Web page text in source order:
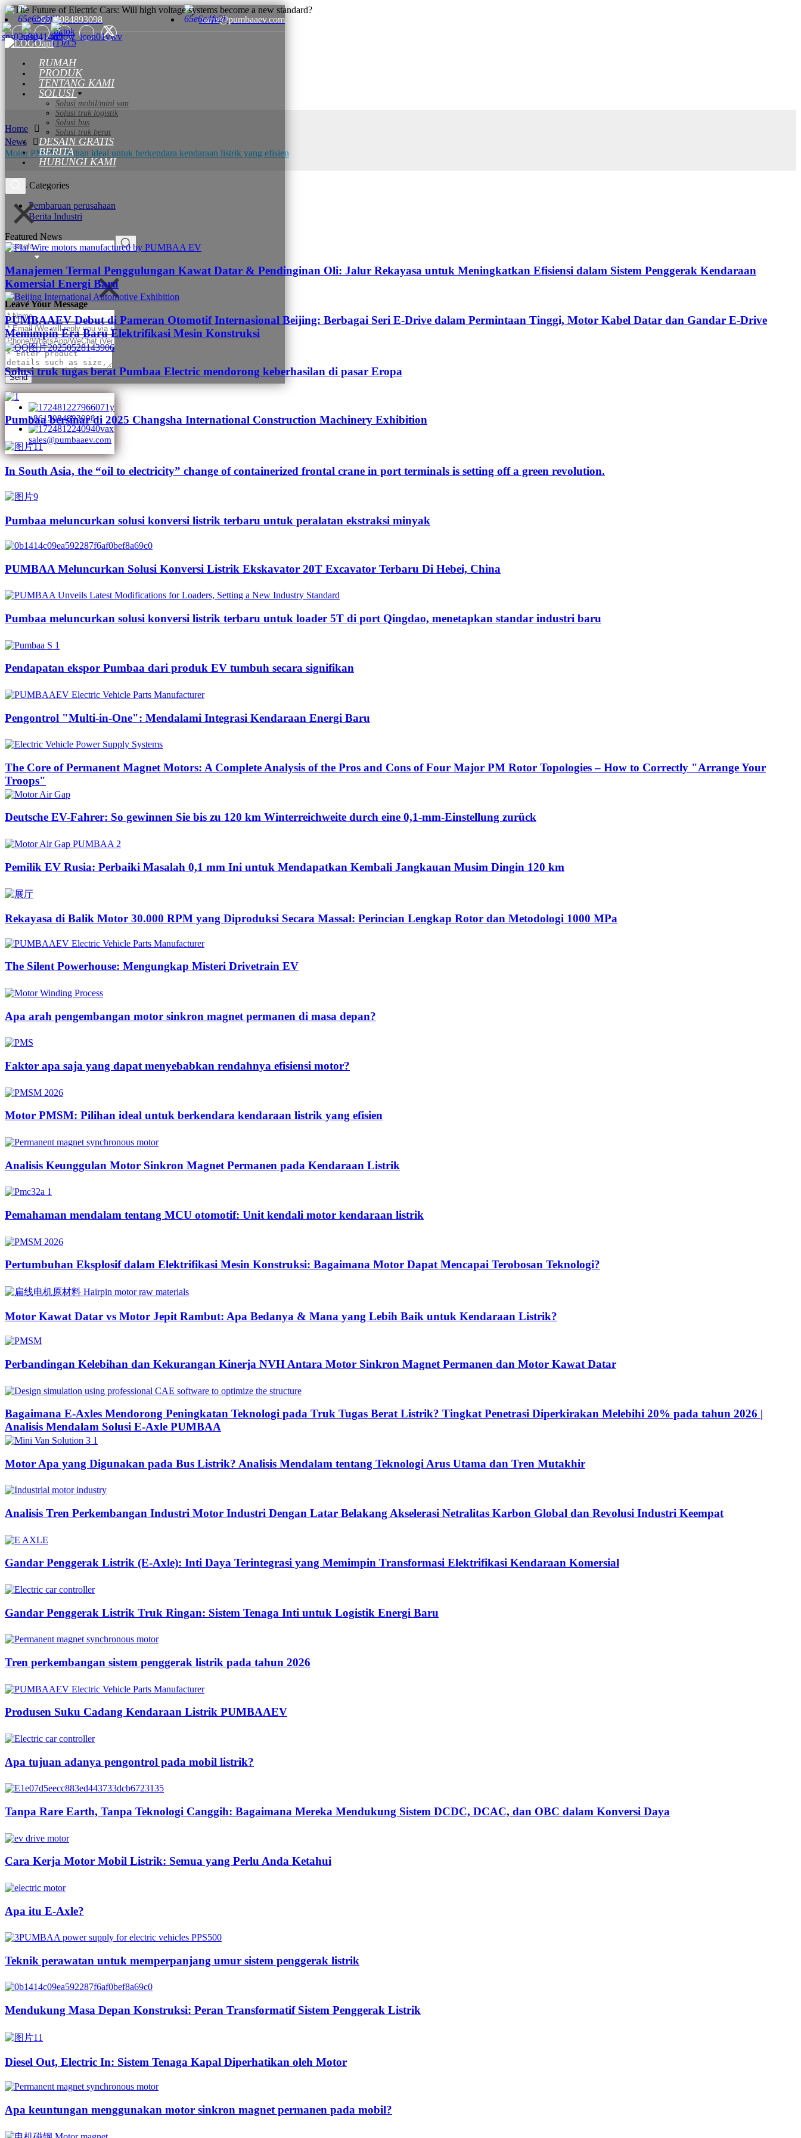
+8615084893098 sales@pumbaaev.com
RUMAH
PRODUK
TENTANG KAMI
SOLUSI
Solusi mobil/mini van
Solusi truk logistik
Solusi bus
Solusi truk berat
DESAIN GRATIS
BERITA
HUBUNGI KAMI
Leave Your Message
Send
+8615084893098
sales@pumbaaev.com
Home
News
Motor PMSM: Pilihan ideal untuk berkendara kendaraan listrik yang efisien
News Categories
Pembaruan perusahaan
Berita Industri
Featured News
Manajemen Termal Penggulungan Kawat Datar & Pendinginan Oli: Jalur Rekayasa untuk Meningkatkan Efisiensi dalam Sistem Penggerak Kendaraan
Komersial Energi Baru
PUMBAAEV Debut di Pameran Otomotif Internasional Beijing: Berbagai Seri E-Drive dalam Permintaan Tinggi, Motor Kabel Datar dan Gandar E-Drive
Memimpin Era Baru Elektrifikasi Mesin Konstruksi
Solusi truk tugas berat Pumbaa Electric mendorong keberhasilan di pasar Eropa
Pumbaa bersinar di 2025 Changsha International Construction Machinery Exhibition
In South Asia, the “oil to electricity” change of containerized frontal crane in port terminals is setting off a green revolution.
Pumbaa meluncurkan solusi konversi listrik terbaru untuk peralatan ekstraksi minyak
PUMBAA Meluncurkan Solusi Konversi Listrik Ekskavator 20T Excavator Terbaru Di Hebei, China
Pumbaa meluncurkan solusi konversi listrik terbaru untuk loader 5T di port Qingdao, menetapkan standar industri baru
Pendapatan ekspor Pumbaa dari produk EV tumbuh secara signifikan
Pengontrol "Multi-in-One": Mendalami Integrasi Kendaraan Energi Baru
The Core of Permanent Magnet Motors: A Complete Analysis of the Pros and Cons of Four Major PM Rotor Topologies – How to Correctly "Arrange Your
Troops"
Deutsche EV-Fahrer: So gewinnen Sie bis zu 120 km Winterreichweite durch eine 0,1-mm-Einstellung zurück
Pemilik EV Rusia: Perbaiki Masalah 0,1 mm Ini untuk Mendapatkan Kembali Jangkauan Musim Dingin 120 km
Rekayasa di Balik Motor 30.000 RPM yang Diproduksi Secara Massal: Perincian Lengkap Rotor dan Metodologi 1000 MPa
The Silent Powerhouse: Mengungkap Misteri Drivetrain EV
Apa arah pengembangan motor sinkron magnet permanen di masa depan?
Faktor apa saja yang dapat menyebabkan rendahnya efisiensi motor?
Motor PMSM: Pilihan ideal untuk berkendara kendaraan listrik yang efisien
Analisis Keunggulan Motor Sinkron Magnet Permanen pada Kendaraan Listrik
Pemahaman mendalam tentang MCU otomotif: Unit kendali motor kendaraan listrik
Pertumbuhan Eksplosif dalam Elektrifikasi Mesin Konstruksi: Bagaimana Motor Dapat Mencapai Terobosan Teknologi?​
Motor Kawat Datar vs Motor Jepit Rambut: Apa Bedanya & Mana yang Lebih Baik untuk Kendaraan Listrik?
Perbandingan Kelebihan dan Kekurangan Kinerja NVH Antara Motor Sinkron Magnet Permanen dan Motor Kawat Datar
Bagaimana E-Axles Mendorong Peningkatan Teknologi pada Truk Tugas Berat Listrik? Tingkat Penetrasi Diperkirakan Melebihi 20% pada tahun 2026 |
Analisis Mendalam Solusi E-Axle PUMBAA
Motor Apa yang Digunakan pada Bus Listrik? Analisis Mendalam tentang Teknologi Arus Utama dan Tren Mutakhir
Analisis Tren Perkembangan Industri Motor Industri Dengan Latar Belakang Akselerasi Netralitas Karbon Global dan Revolusi Industri Keempat
Gandar Penggerak Listrik (E-Axle): Inti Daya Terintegrasi yang Memimpin Transformasi Elektrifikasi Kendaraan Komersial
Gandar Penggerak Listrik Truk Ringan: Sistem Tenaga Inti untuk Logistik Energi Baru
Tren perkembangan sistem penggerak listrik pada tahun 2026
Produsen Suku Cadang Kendaraan Listrik PUMBAAEV
Apa tujuan adanya pengontrol pada mobil listrik?
Tanpa Rare Earth, Tanpa Teknologi Canggih: Bagaimana Mereka Mendukung Sistem DCDC, DCAC, dan OBC dalam Konversi Daya
Cara Kerja Motor Mobil Listrik: Semua yang Perlu Anda Ketahui
Apa itu E-Axle?
Teknik perawatan untuk memperpanjang umur sistem penggerak listrik
Mendukung Masa Depan Konstruksi: Peran Transformatif Sistem Penggerak Listrik
Diesel Out, Electric In: Sistem Tenaga Kapal Diperhatikan oleh Motor
Apa keuntungan menggunakan motor sinkron magnet permanen pada mobil?